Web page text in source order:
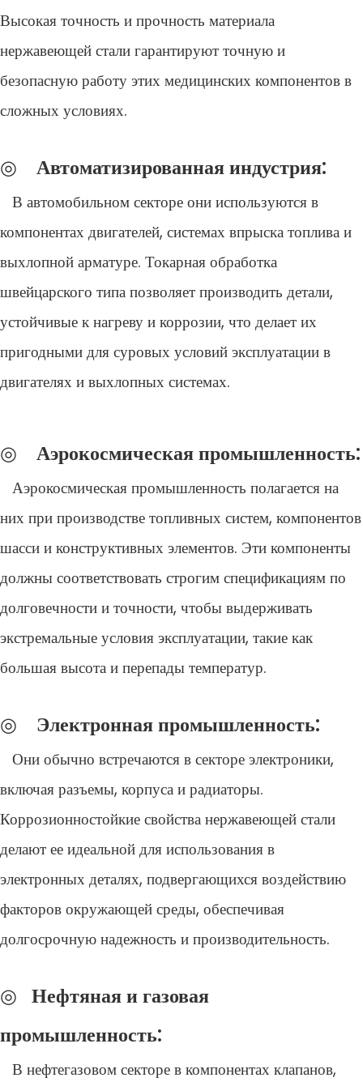
Высокая точность и прочность материала
нержавеющей стали гарантируют точную и
безопасную работу этих медицинских компонентов в
сложных условиях.
◎ Автоматизированная индустрия:
В автомобильном секторе они используются в
компонентах двигателей, системах впрыска топлива и
выхлопной арматуре. Токарная обработка
швейцарского типа позволяет производить детали,
устойчивые к нагреву и коррозии, что делает их
пригодными для суровых условий эксплуатации в
двигателях и выхлопных системах.
◎ Аэрокосмическая промышленность:
Аэрокосмическая промышленность полагается на
них при производстве топливных систем, компонентов
шасси и конструктивных элементов. Эти компоненты
должны соответствовать строгим спецификациям по
долговечности и точности, чтобы выдерживать
экстремальные условия эксплуатации, такие как
большая высота и перепады температур.
◎ Электронная промышленность:
Они обычно встречаются в секторе электроники,
включая разъемы, корпуса и радиаторы.
Коррозионностойкие свойства нержавеющей стали
делают ее идеальной для использования в
электронных деталях, подвергающихся воздействию
факторов окружающей среды, обеспечивая
долгосрочную надежность и производительность.
◎ Нефтяная и газовая
промышленность:
В нефтегазовом секторе в компонентах клапанов,